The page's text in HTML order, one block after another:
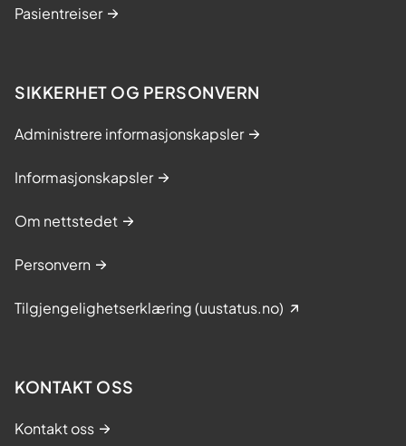
Pasientreiser
SIKKERHET OG PERSONVERN
Administrere informasjonskapsler
Informasjonskapsler
Om nettstedet
Personvern
Tilgjengelighetserklæring (uustatus.no)
KONTAKT OSS
Kontakt oss